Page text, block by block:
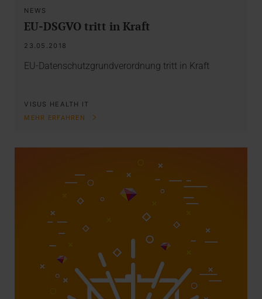
NEWS
EU-DSGVO tritt in Kraft
23.05.2018
EU-Datenschutzgrundverordnung tritt in Kraft
VISUS HEALTH IT
MEHR ERFAHREN